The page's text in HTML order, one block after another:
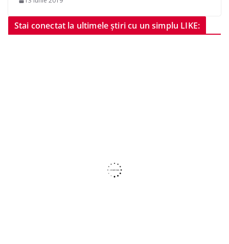
Stai conectat la ultimele știri cu un simplu LIKE: